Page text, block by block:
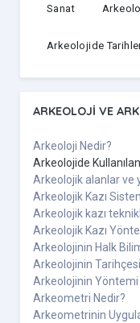
Sanat
Arkeolojide
ARKEOLOJI VE
Arkeoloji Nedir?
Arkeolojide
Arkeolojik alanlar ve
Arkeolojik Kazı
Arkeolojik kazı
Arkeolojik Kazı
Arkeolojinin Halk
Arkeolojinin Tarihçesi
Arkeolojinin Yöntemi
Arkeometri Nedir?
Arkeometrinin